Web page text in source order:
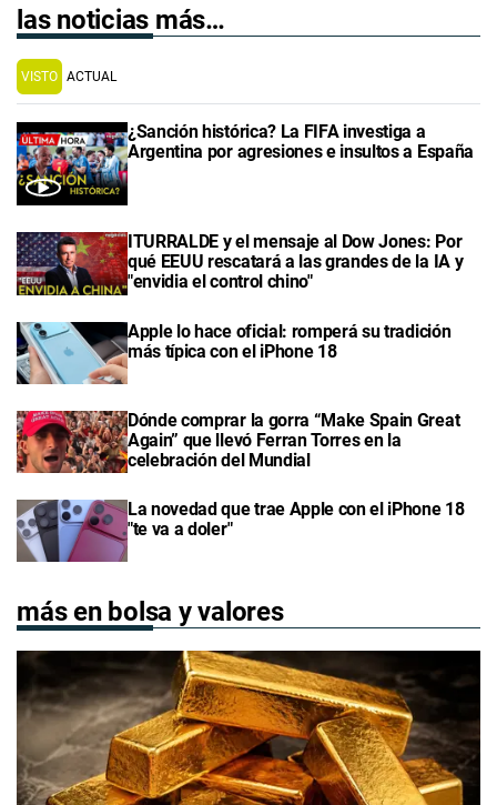
las noticias más…
VISTO ACTUAL
¿Sanción histórica? La FIFA investiga a
Argentina por agresiones e insultos a España
ITURRALDE y el mensaje al Dow Jones: Por
qué EEUU rescatará a las grandes de la IA y
"envidia el control chino"
Apple lo hace oficial: romperá su tradición
más típica con el iPhone 18
Dónde comprar la gorra “Make Spain Great
Again” que llevó Ferran Torres en la
celebración del Mundial
La novedad que trae Apple con el iPhone 18
"te va a doler"
más en bolsa y valores